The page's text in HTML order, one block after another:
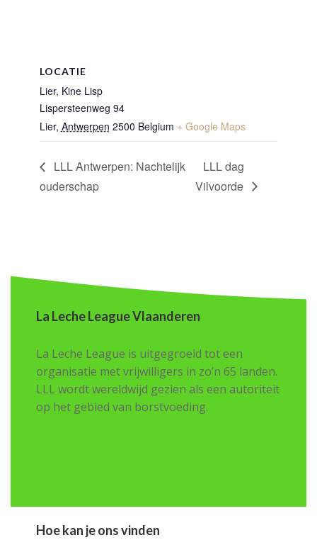
LOCATIE
Lier, Kine Lisp
Lispersteenweg 94
Lier, Antwerpen 2500 Belgium + Google Maps
LLL Antwerpen: Nachtelijk
ouderschap
LLL dag
Vilvoorde
La Leche League Vlaanderen
La Leche League is uitgegroeid tot een
organisatie met vrijwilligers in zo’n 65 landen.
LLL wordt wereldwijd gezien als een autoriteit
op het gebied van borstvoeding.
Hoe kan je ons vinden